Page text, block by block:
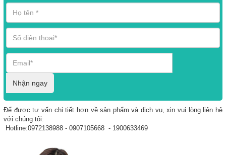
Nhận ngay
Để được tư vấn chi tiết hơn về sản phẩm và dịch vụ, xin vui lòng liên hệ
với chúng tôi:
Hotline:0972138988 - 0907105668 - 1900633469